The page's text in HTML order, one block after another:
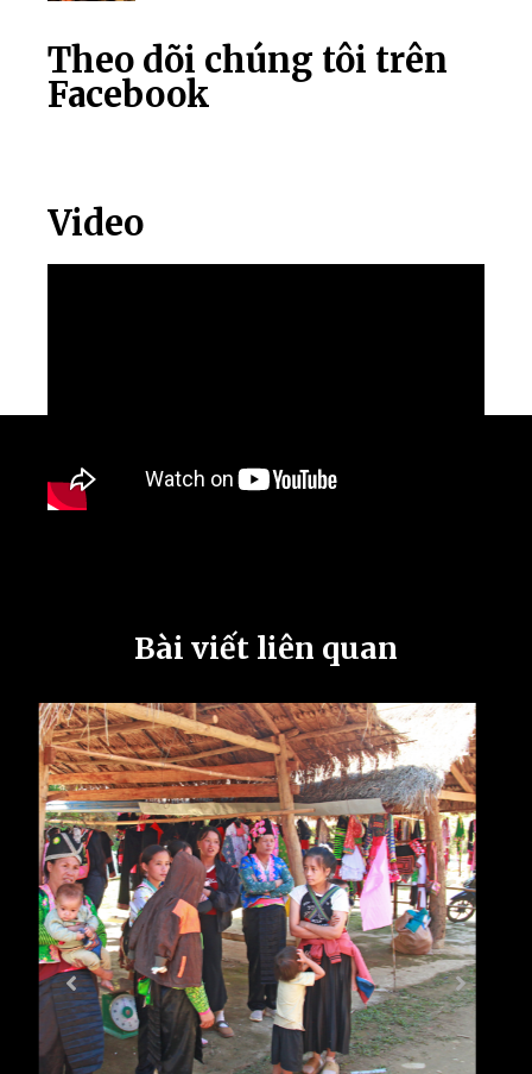
Theo dõi chúng tôi trên
Facebook
Video
Bài viết liên quan